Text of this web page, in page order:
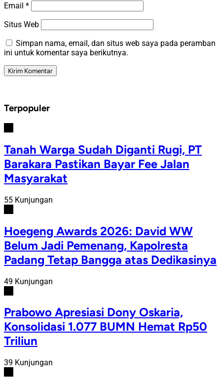
Email *
Situs Web
Simpan nama, email, dan situs web saya pada peramban
ini untuk komentar saya berikutnya.
Terpopuler
Tanah Warga Sudah Diganti Rugi, PT
Barakara Pastikan Bayar Fee Jalan
Masyarakat
55 Kunjungan
Hoegeng Awards 2026: David WW
Belum Jadi Pemenang, Kapolresta
Padang Tetap Bangga atas Dedikasinya
49 Kunjungan
Prabowo Apresiasi Dony Oskaria,
Konsolidasi 1.077 BUMN Hemat Rp50
Triliun
39 Kunjungan